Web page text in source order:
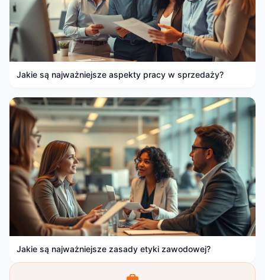
Jakie są najważniejsze aspekty pracy w sprzedaży?
Jakie są najważniejsze zasady etyki zawodowej?